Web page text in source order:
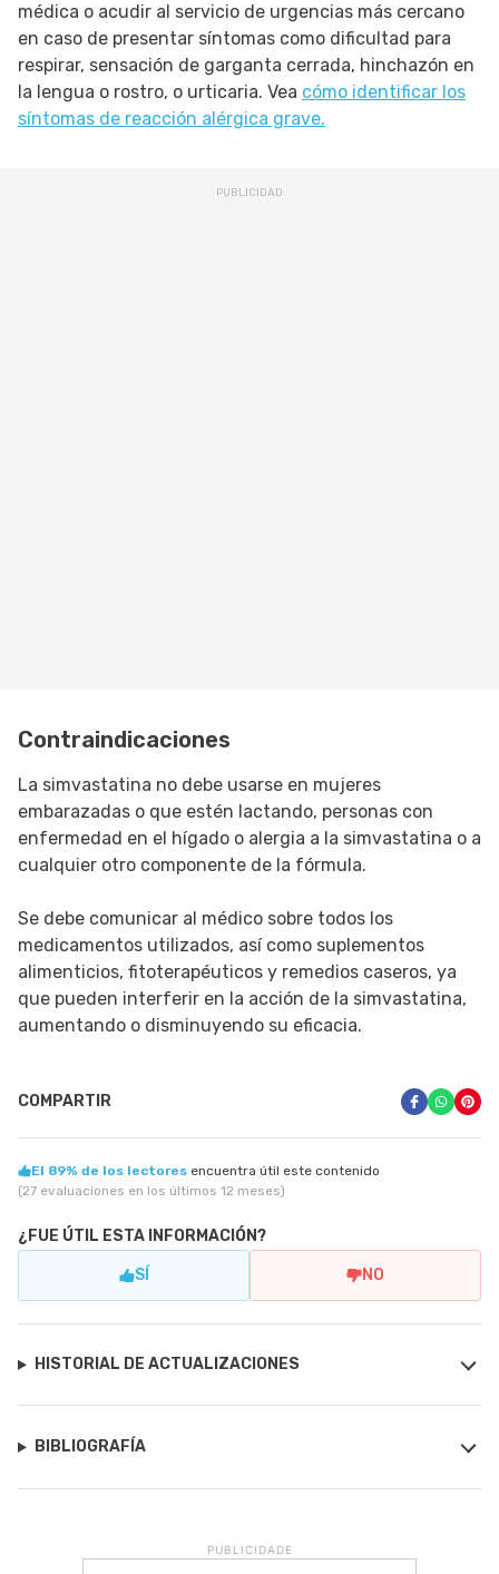
médica o acudir al servicio de urgencias más cercano
en caso de presentar síntomas como dificultad para
respirar, sensación de garganta cerrada, hinchazón en
la lengua o rostro, o urticaria. Vea cómo identificar los
síntomas de reacción alérgica grave.
Contraindicaciones
La simvastatina no debe usarse en mujeres
embarazadas o que estén lactando, personas con
enfermedad en el hígado o alergia a la simvastatina o a
cualquier otro componente de la fórmula.
Se debe comunicar al médico sobre todos los
medicamentos utilizados, así como suplementos
alimenticios, fitoterapéuticos y remedios caseros, ya
que pueden interferir en la acción de la simvastatina,
aumentando o disminuyendo su eficacia.
COMPARTIR
El 89% de los lectores encuentra útil este contenido
(27 evaluaciones en los últimos 12 meses)
¿FUE ÚTIL ESTA INFORMACIÓN?
SÍ NO
HISTORIAL DE ACTUALIZACIONES
BIBLIOGRAFÍA
PUBLICIDADE